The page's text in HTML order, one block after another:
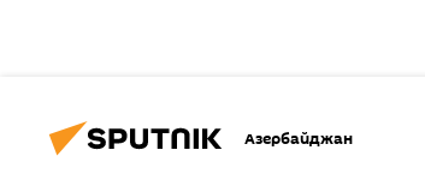
Азербайджан